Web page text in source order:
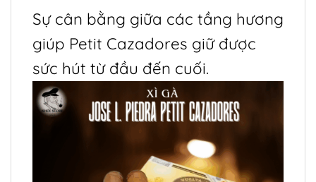
Sự cân bằng giữa các tầng hương
giúp Petit Cazadores giữ được
sức hút từ đầu đến cuối.